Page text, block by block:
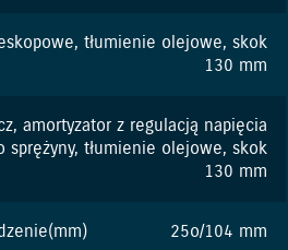
tłumienie olejowe, skok
130 mm
amortyzator z regulacją napięcia
sprężyny, tłumienie olejowe, skok
130 mm
25o/104 mm